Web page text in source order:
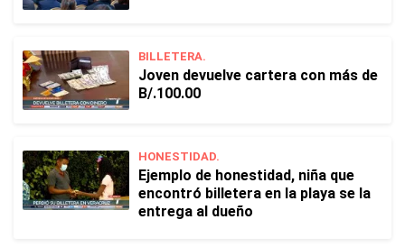
BILLETERA.
Joven devuelve cartera con más de
B/.100.00
HONESTIDAD.
Ejemplo de honestidad, niña que
encontró billetera en la playa se la
entrega al dueño